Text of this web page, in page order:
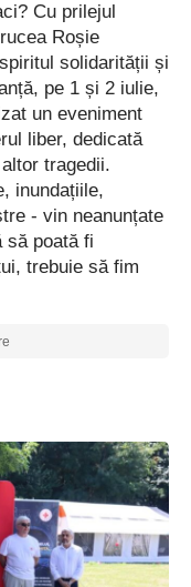
Cu prilejul
Roșie
solidarității și
pe 1 și 2 iulie,
un eveniment
liber, dedicată
tragedii.
inundațiile,
- vin neanunțate
să poată fi
trebuie să fim